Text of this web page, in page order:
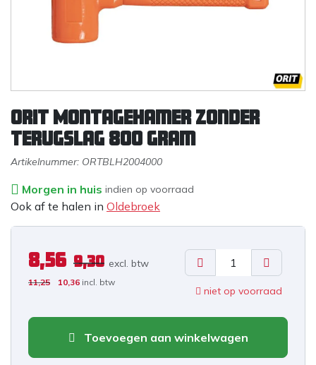
Orit Montagehamer zonder
terugslag 800 gram
Artikelnummer: ORTBLH2004000
Morgen in huis indien op voorraad
Ook af te halen in Oldebroek
8,56 9,30 excl. btw
11,25 10,36 incl. btw
niet op voorraad
Toevoegen aan winkelwagen